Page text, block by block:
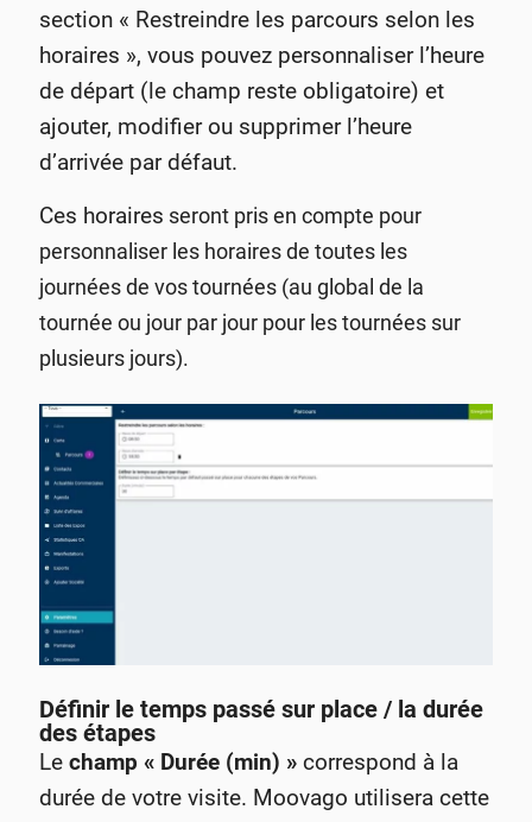
section « Restreindre les parcours selon les
horaires », vous pouvez personnaliser l’heure
de départ (le champ reste obligatoire) et
ajouter, modifier ou supprimer l’heure
d’arrivée par défaut.
Ces horaires seront pris en compte pour
personnaliser les horaires de toutes les
journées de vos tournées (au global de la
tournée ou jour par jour pour les tournées sur
plusieurs jours).
Définir le temps passé sur place / la durée
des étapes
Lechamp « Durée (min) » correspond à la
durée de votre visite. Moovago utilisera cette